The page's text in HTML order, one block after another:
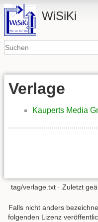
WiSiKi
Verlage
Kauperts Media
tag/verlage.txt · Zuletzt
Falls nicht anders
folgenden Lizenz